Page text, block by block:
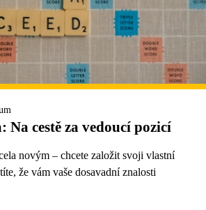
Na cestě za vedoucí pozicí
novým – chcete založit svoji vlastní
že vám vaše dosavadní znalosti